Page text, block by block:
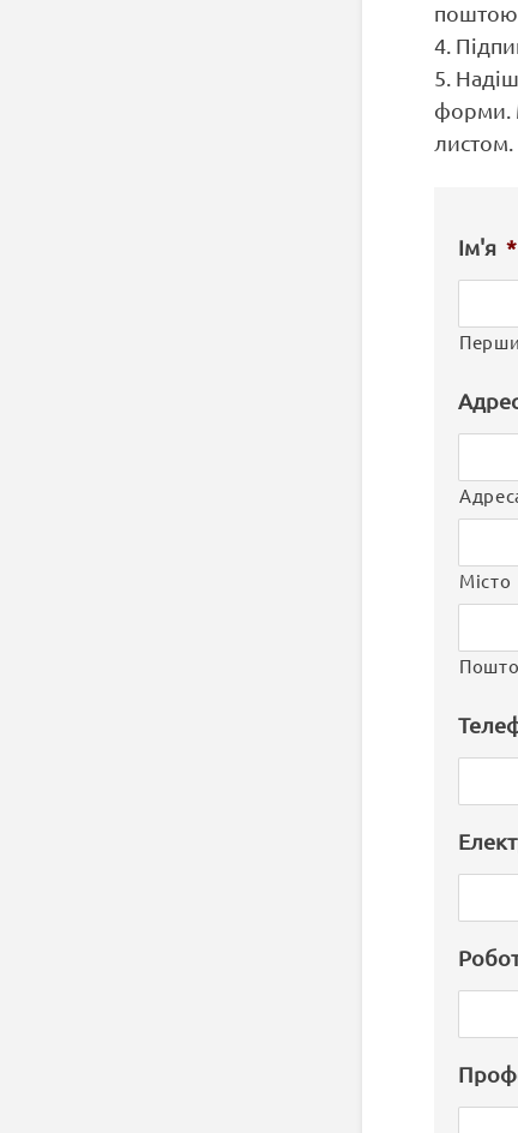
поштою.
4.
5.
форми.
листом.
Ім'я *
Місто